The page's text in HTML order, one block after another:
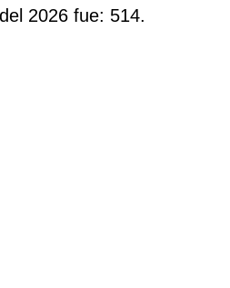
2026 fue: 514.